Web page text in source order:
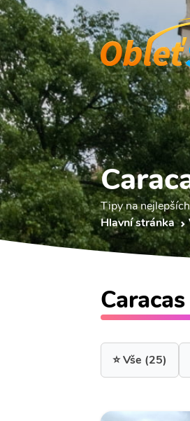
Tipy na
Hlavní stránka
⭐ Vše (25)